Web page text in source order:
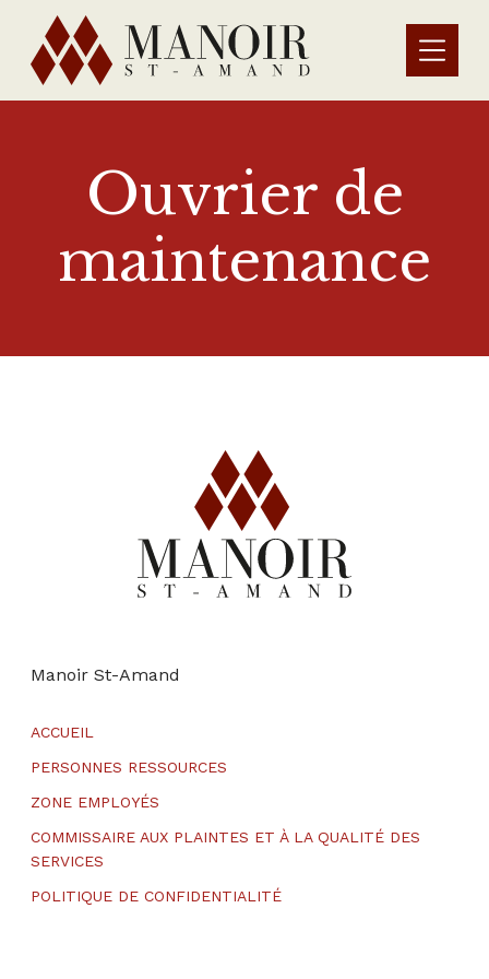
Ouvrier de
maintenance
Manoir St-Amand
ACCUEIL
PERSONNES RESSOURCES
ZONE EMPLOYÉS
COMMISSAIRE AUX PLAINTES ET À LA QUALITÉ DES
SERVICES
POLITIQUE DE CONFIDENTIALITÉ